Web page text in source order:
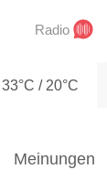
Radio
33°C / 20°C
Meinungen